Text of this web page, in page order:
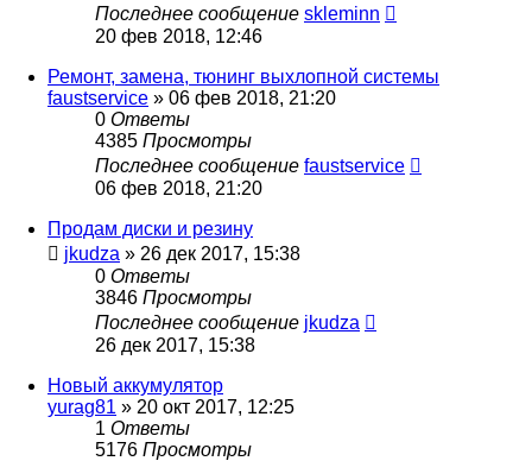
Последнее сообщение skleminn
20 фев 2018, 12:46
Ремонт, замена, тюнинг выхлопной системы
faustservice » 06 фев 2018, 21:20
0 Ответы
4385 Просмотры
Последнее сообщение faustservice
06 фев 2018, 21:20
Продам диски и резину
jkudza » 26 дек 2017, 15:38
0 Ответы
3846 Просмотры
Последнее сообщение jkudza
26 дек 2017, 15:38
Новый аккумулятор
yurag81 » 20 окт 2017, 12:25
1 Ответы
5176 Просмотры